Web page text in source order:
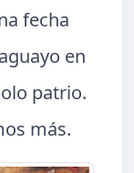
fecha
en
patrio.
más.